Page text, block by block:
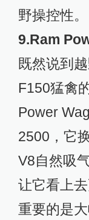
野操控性。
9.Ram
既然说到
F150猛禽
Power
2500，它
V8自然吸
让它看上
重要的是